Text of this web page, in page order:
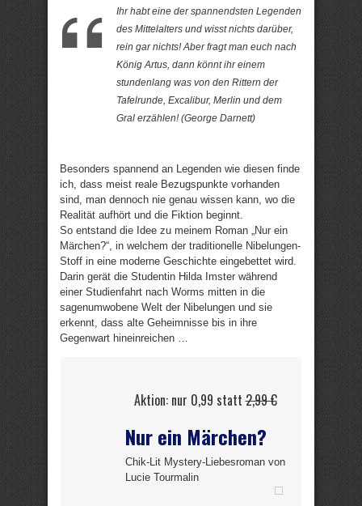
Ihr habt eine der spannendsten Legenden
des Mittelalters und wisst nichts darüber,
rein gar nichts! Aber fragt man euch nach
König Artus, dann könnt ihr einem
stundenlang was von den Rittern der
Tafelrunde, Excalibur, Merlin und dem
Gral erzählen! (George Darnett)
Besonders spannend an Legenden wie diesen finde
ich, dass meist reale Bezugspunkte vorhanden
sind, man dennoch nie genau wissen kann, wo die
Realität aufhört und die Fiktion beginnt.
So entstand die Idee zu meinem Roman „Nur ein
Märchen?“, in welchem der traditionelle Nibelungen-
Stoff in eine moderne Geschichte eingebettet wird.
Darin gerät die Studentin Hilda Imster während
einer Studienfahrt nach Worms mitten in die
sagenumwobene Welt der Nibelungen und sie
erkennt, dass alte Geheimnisse bis in ihre
Gegenwart hineinreichen …
Aktion: nur 0,99 statt2,99 €
Nur ein Märchen?
Chik-Lit Mystery-Liebesroman von
Lucie Tourmalin